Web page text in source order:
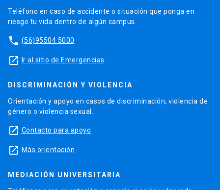
Teléfono en caso de accidente o situación que ponga en
riesgo tu vida dentro de algún campus.
phone (56)95504 5000
launch Ir al sitio de Emergencias
DISCRIMINACIÓN Y VIOLENCIA
Orientación y apoyo en casos de discriminación, violencia de
género o violencia sexual.
launch Contacto para apoyo
launch Más orientación
MEDIACIÓN UNIVERSITARIA